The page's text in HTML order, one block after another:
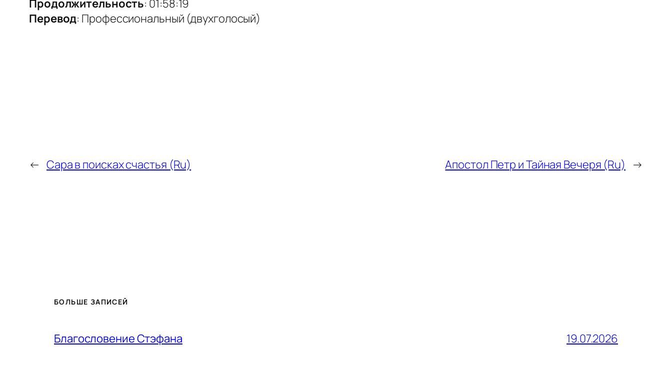
Продолжительность: 01:58:19
Перевод: Профессиональный (двухголосый)
← Сара в поисках счастья (Ru) Апостол Петр и Тайная Вечеря (Ru) →
БОЛЬШЕ ЗАПИСЕЙ
Благословение Стэфана 19.07.2026